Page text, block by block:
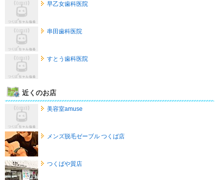
早乙女歯科医院
串田歯科医院
すとう歯科医院
近くのお店
美容室amuse
メンズ脱毛ゼーブル つくば店
つくばや質店